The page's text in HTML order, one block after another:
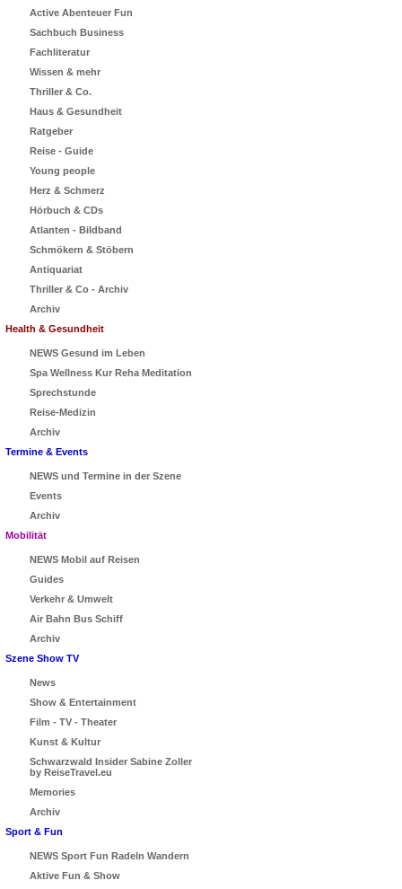
Active Abenteuer Fun
Sachbuch Business
Fachliteratur
Wissen & mehr
Thriller & Co.
Haus & Gesundheit
Ratgeber
Reise - Guide
Young people
Herz & Schmerz
Hörbuch & CDs
Atlanten - Bildband
Schmökern & Stöbern
Antiquariat
Thriller & Co - Archiv
Archiv
Health & Gesundheit
NEWS Gesund im Leben
Spa Wellness Kur Reha Meditation
Sprechstunde
Reise-Medizin
Archiv
Termine & Events
NEWS und Termine in der Szene
Events
Archiv
Mobilität
NEWS Mobil auf Reisen
Guides
Verkehr & Umwelt
Air Bahn Bus Schiff
Archiv
Szene Show TV
News
Show & Entertainment
Film - TV - Theater
Kunst & Kultur
Schwarzwald Insider Sabine Zoller
by ReiseTravel.eu
Memories
Archiv
Sport & Fun
NEWS Sport Fun Radeln Wandern
Aktive Fun & Show